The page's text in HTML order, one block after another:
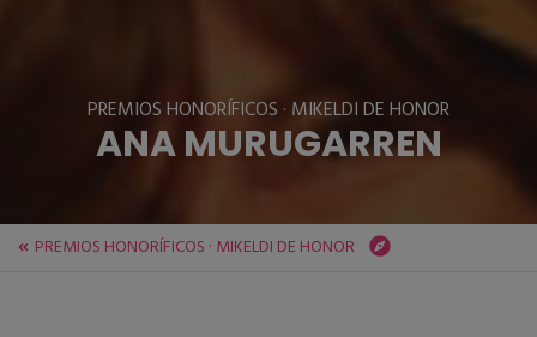
PREMIOS HONORÍFICOS · MIKELDI DE HONOR
ANA MURUGARREN
PREMIOS HONORÍFICOS · MIKELDI DE HONOR